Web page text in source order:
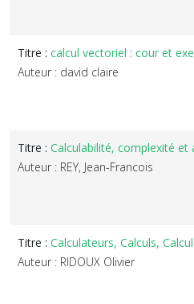
Titre : calcul vectoriel : cour et
Auteur : david claire
Titre : Calculabilité, complexité et
Auteur : REY, Jean-Francois
Titre : Calculateurs, Calculs,
Auteur : RIDOUX Olivier